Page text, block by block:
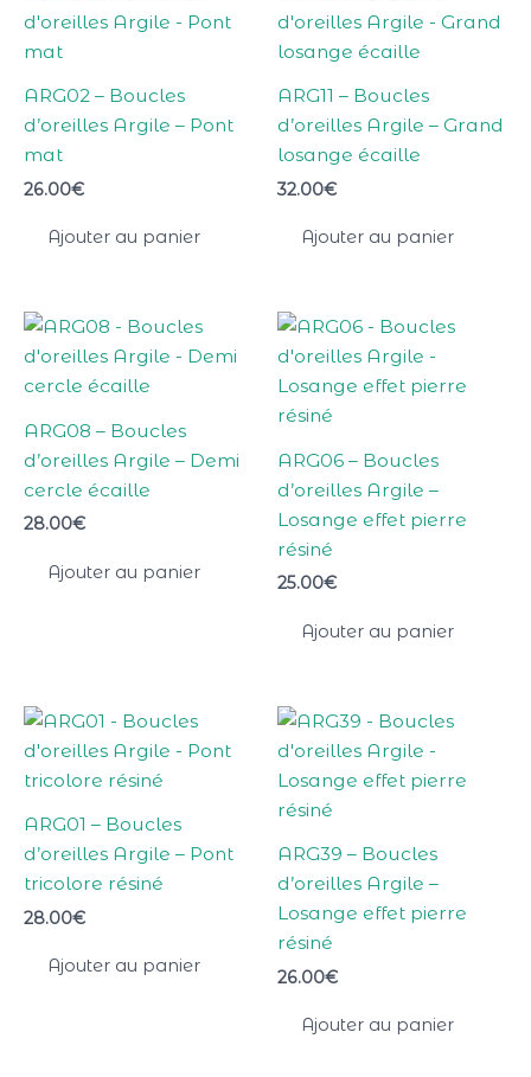
ARG02 – Boucles
d’oreilles Argile – Pont
mat
26.00€
Ajouter au panier
ARG11 – Boucles
d’oreilles Argile – Grand
losange écaille
32.00€
Ajouter au panier
ARG08 – Boucles
d’oreilles Argile – Demi
cercle écaille
28.00€
Ajouter au panier
ARG06 – Boucles
d’oreilles Argile –
Losange effet pierre
résiné
25.00€
Ajouter au panier
ARG01 – Boucles
d’oreilles Argile – Pont
tricolore résiné
28.00€
Ajouter au panier
ARG39 – Boucles
d’oreilles Argile –
Losange effet pierre
résiné
26.00€
Ajouter au panier